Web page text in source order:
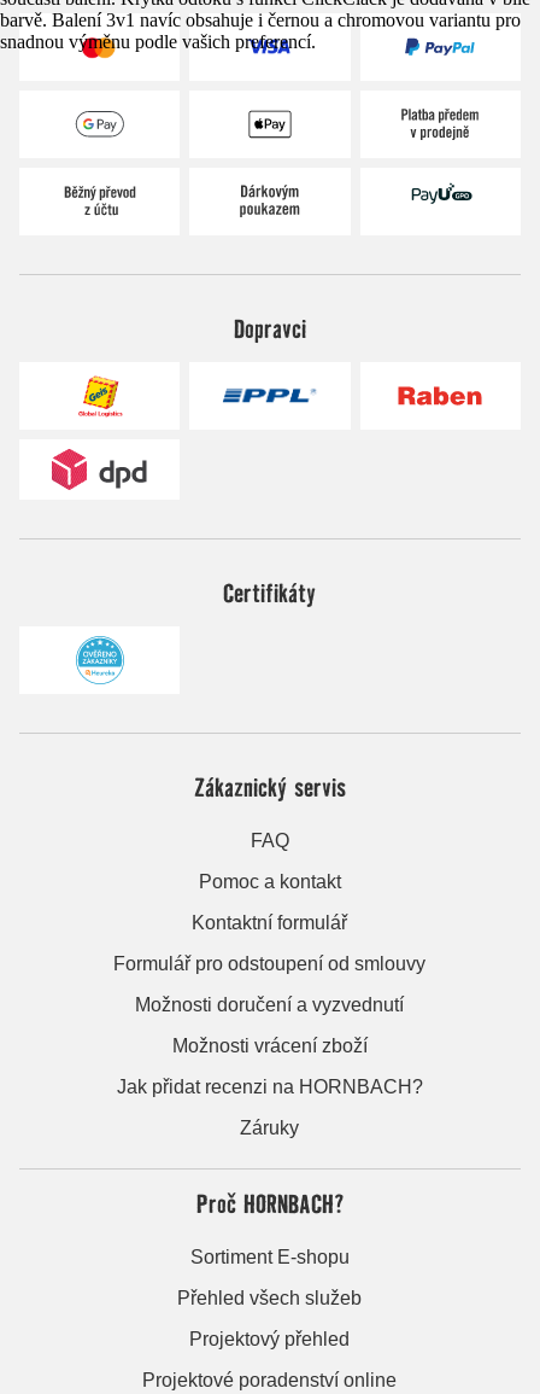
barvě. Balení 3v1 navíc obsahuje i černou a chromovou variantu pro
snadnou výměnu podle vašich preferencí.
Dopravci
Certifikáty
Zákaznický servis
FAQ
Pomoc a kontakt
Kontaktní formulář
Formulář pro odstoupení od smlouvy
Možnosti doručení a vyzvednutí
Možnosti vrácení zboží
Jak přidat recenzi na HORNBACH?
Záruky
Proč HORNBACH?
Sortiment E-shopu
Přehled všech služeb
Projektový přehled
Projektové poradenství online